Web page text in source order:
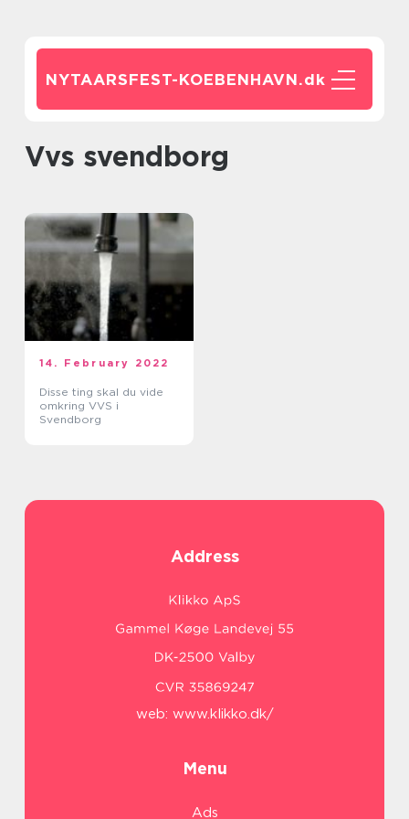
NYTAARSFEST-KOEBENHAVN.dk
vvs svendborg
14. February 2022
Disse ting skal du vide
omkring VVS i
Svendborg
Address
web: www.klikko.dk/
Menu
Ads